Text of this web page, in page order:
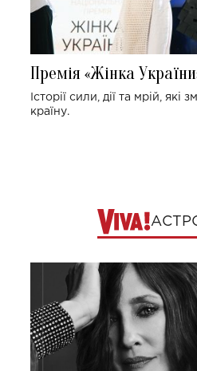
Премія «Жінка
Історії сили, дії та мрій, які
країну.